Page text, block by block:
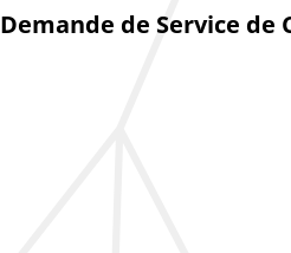
Demande de Service de